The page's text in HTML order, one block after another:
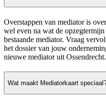
Overstappen van mediator is
wel even na wat de
bestaande mediator. Vraag
het dossier van jouw
nieuwe mediator uit Ossendrecht.
Wat maakt Mediatorkaart